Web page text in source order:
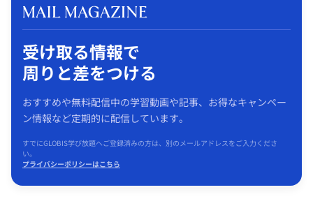
受け取る情報で
周りと差をつける
おすすめや無料配信中の学習動画や記事、お得なキャンペー
ン情報など定期的に配信しています。
すでにGLOBIS学び放題へご登録済みの方は、別のメールアドレスをご入力くださ
い。
プライバシーポリシーはこちら